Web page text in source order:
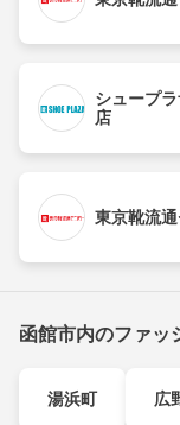
シュープ
店
東京靴流
函館市内のファッ
湯浜町 広